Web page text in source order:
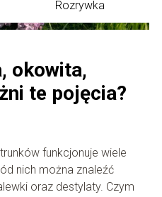
Rozrywka
okowita,
te pojęcia?
funkcjonuje wiele
nich można znaleźć
oraz destylaty. Czym